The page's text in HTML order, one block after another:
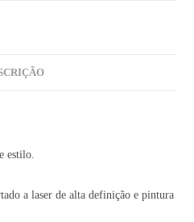
estilo.
a laser de alta definição e pintura